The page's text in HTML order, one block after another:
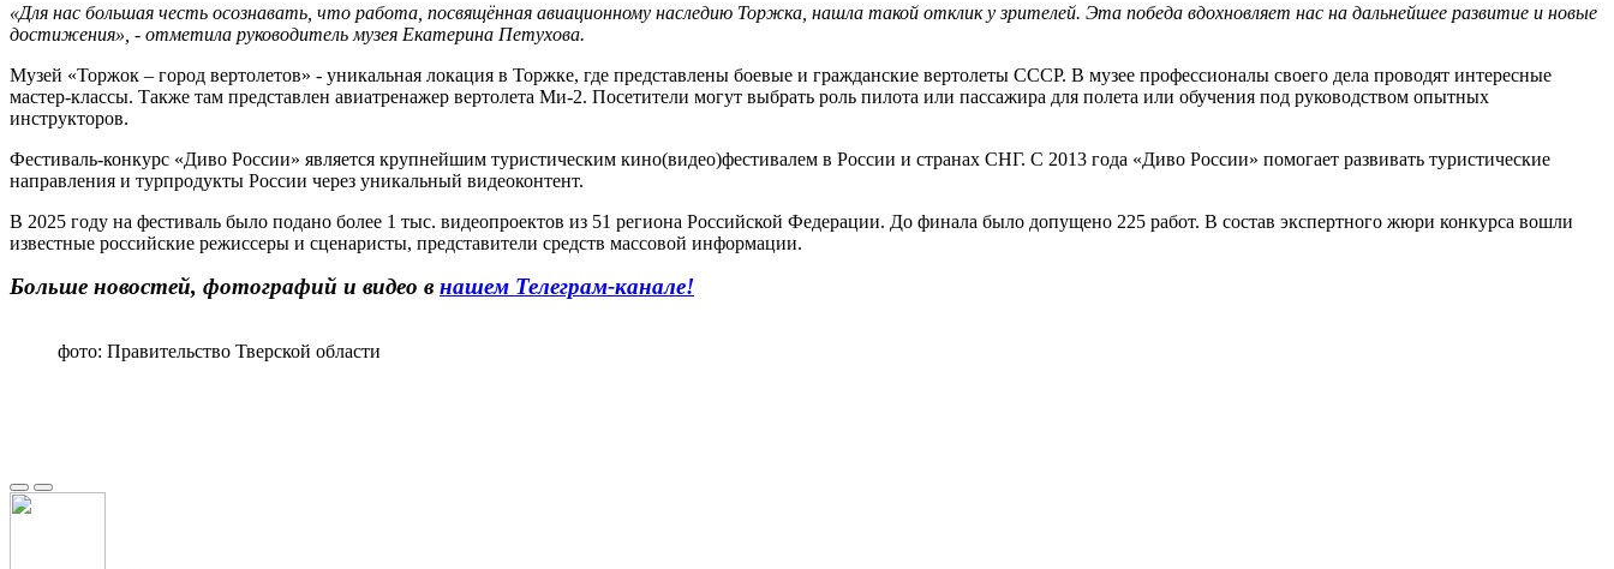
«Для нас большая честь осознавать, что работа, посвящённая авиационному наследию Торжка, нашла такой отклик у зрителей. Эта победа вдохновляет нас на дальнейшее развитие и новые
достижения», - отметила руководитель музея Екатерина Петухова.
Музей «Торжок – город вертолетов» - уникальная локация в Торжке, где представлены боевые и гражданские вертолеты СССР. В музее профессионалы своего дела проводят интересные
мастер-классы. Также там представлен авиатренажер вертолета Ми-2. Посетители могут выбрать роль пилота или пассажира для полета или обучения под руководством опытных
инструкторов.
Фестиваль-конкурс «Диво России» является крупнейшим туристическим кино(видео)фестивалем в России и странах СНГ. С 2013 года «Диво России» помогает развивать туристические
направления и турпродукты России через уникальный видеоконтент.
В 2025 году на фестиваль было подано более 1 тыс. видеопроектов из 51 региона Российской Федерации. До финала было допущено 225 работ. В состав экспертного жюри конкурса вошли
известные российские режиссеры и сценаристы, представители средств массовой информации.
Больше новостей, фотографий и видео в нашем Телеграм-канале!
фото: Правительство Тверской области